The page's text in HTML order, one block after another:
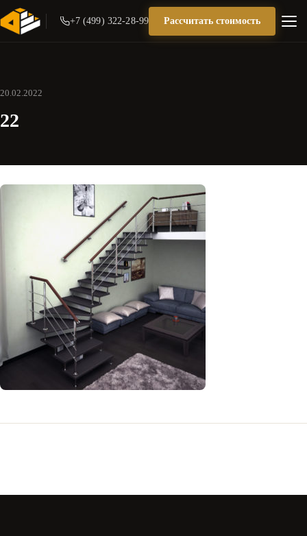
+7 (499) 322-28-99 Рассчитать стоимость
20.02.2022
22